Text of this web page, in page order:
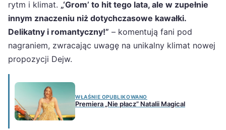
rytm i klimat. „‘Grom’ to hit tego lata, ale w zupełnie
innym znaczeniu niż dotychczasowe kawałki.
Delikatny i romantyczny!” – komentują fani pod
nagraniem, zwracając uwagę na unikalny klimat nowej
propozycji Dejw.
WŁAŚNIE OPUBLIKOWANO
Premiera „Nie płacz” Natalii Magical